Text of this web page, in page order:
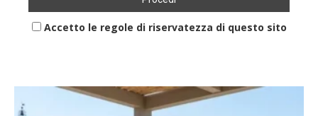
Accetto le regole di riservatezza di questo sito